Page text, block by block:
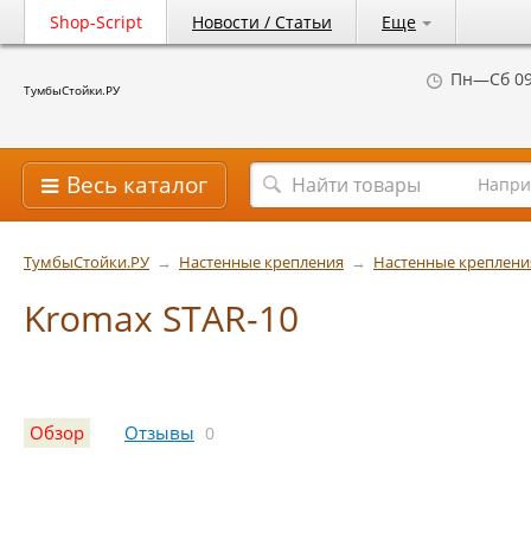
Shop-Script Новости / Статьи Еще
ТумбыСтойки.РУ Пн—Сб
Весь каталог
ТумбыСтойки.РУ → Настенные крепления → Настенные
Kromax STAR-10
Обзор Отзывы 0